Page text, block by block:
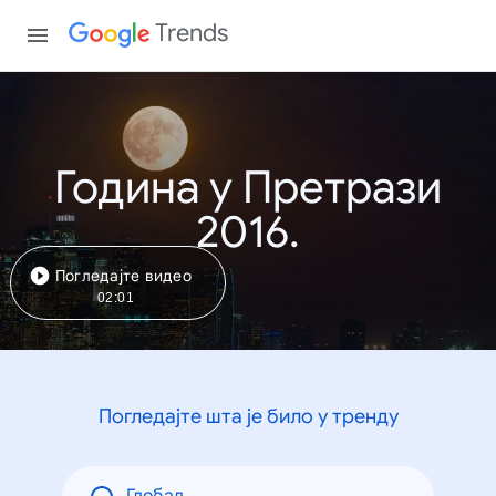
Trends
Година у Претрази
2016.
Погледајте видео
02:01
Погледајте шта је било у тренду